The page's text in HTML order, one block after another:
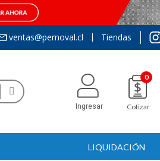
ventas@pernoval.cl Tiendas
Ingresar
0
Cotizar
LIQUIDACIÓN